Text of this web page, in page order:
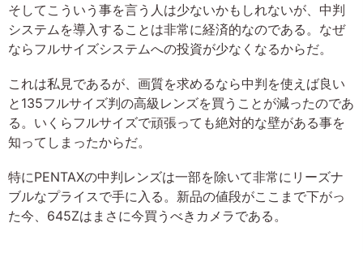
そしてこういう事を言う人は少ないかもしれないが、中判
システムを導入することは非常に経済的なのである。なぜ
ならフルサイズシステムへの投資が少なくなるからだ。
これは私見であるが、画質を求めるなら中判を使えば良い
と135フルサイズ判の高級レンズを買うことが減ったのであ
る。いくらフルサイズで頑張っても絶対的な壁がある事を
知ってしまったからだ。
特にPENTAXの中判レンズは一部を除いて非常にリーズナ
ブルなプライスで手に入る。新品の値段がここまで下がっ
た今、645Zはまさに今買うべきカメラである。